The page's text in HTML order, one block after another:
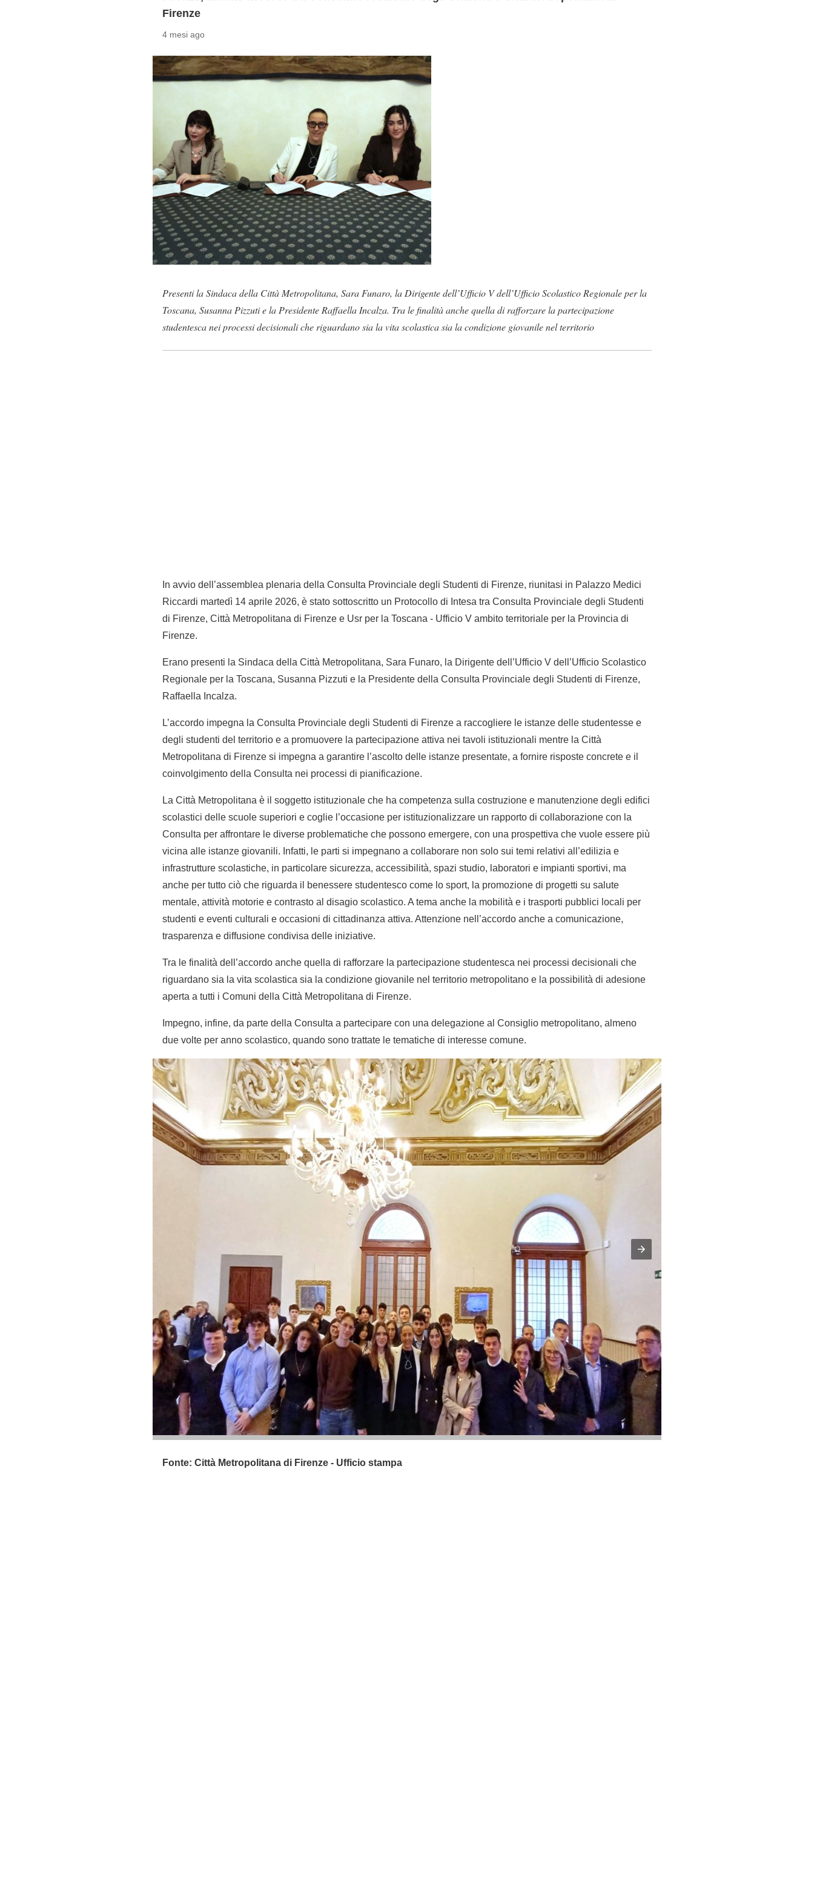
Firenze
4 mesi ago
Presenti la Sindaca della Città Metropolitana, Sara Funaro, la Dirigente dell’Ufficio V dell’Ufficio Scolastico Regionale per la
Toscana, Susanna Pizzuti e la Presidente Raffaella Incalza. Tra le finalità anche quella di rafforzare la partecipazione
studentesca nei processi decisionali che riguardano sia la vita scolastica sia la condizione giovanile nel territorio
In avvio dell’assemblea plenaria della Consulta Provinciale degli Studenti di Firenze, riunitasi in Palazzo Medici
Riccardi martedì 14 aprile 2026, è stato sottoscritto un Protocollo di Intesa tra Consulta Provinciale degli Studenti
di Firenze, Città Metropolitana di Firenze e Usr per la Toscana - Ufficio V ambito territoriale per la Provincia di
Firenze.
Erano presenti la Sindaca della Città Metropolitana, Sara Funaro, la Dirigente dell’Ufficio V dell’Ufficio Scolastico
Regionale per la Toscana, Susanna Pizzuti e la Presidente della Consulta Provinciale degli Studenti di Firenze,
Raffaella Incalza.
L’accordo impegna la Consulta Provinciale degli Studenti di Firenze a raccogliere le istanze delle studentesse e
degli studenti del territorio e a promuovere la partecipazione attiva nei tavoli istituzionali mentre la Città
Metropolitana di Firenze si impegna a garantire l’ascolto delle istanze presentate, a fornire risposte concrete e il
coinvolgimento della Consulta nei processi di pianificazione.
La Città Metropolitana è il soggetto istituzionale che ha competenza sulla costruzione e manutenzione degli edifici
scolastici delle scuole superiori e coglie l’occasione per istituzionalizzare un rapporto di collaborazione con la
Consulta per affrontare le diverse problematiche che possono emergere, con una prospettiva che vuole essere più
vicina alle istanze giovanili. Infatti, le parti si impegnano a collaborare non solo sui temi relativi all’edilizia e
infrastrutture scolastiche, in particolare sicurezza, accessibilità, spazi studio, laboratori e impianti sportivi, ma
anche per tutto ciò che riguarda il benessere studentesco come lo sport, la promozione di progetti su salute
mentale, attività motorie e contrasto al disagio scolastico. A tema anche la mobilità e i trasporti pubblici locali per
studenti e eventi culturali e occasioni di cittadinanza attiva. Attenzione nell’accordo anche a comunicazione,
trasparenza e diffusione condivisa delle iniziative.
Tra le finalità dell’accordo anche quella di rafforzare la partecipazione studentesca nei processi decisionali che
riguardano sia la vita scolastica sia la condizione giovanile nel territorio metropolitano e la possibilità di adesione
aperta a tutti i Comuni della Città Metropolitana di Firenze.
Impegno, infine, da parte della Consulta a partecipare con una delegazione al Consiglio metropolitano, almeno
due volte per anno scolastico, quando sono trattate le tematiche di interesse comune.
Fonte: Città Metropolitana di Firenze - Ufficio stampa